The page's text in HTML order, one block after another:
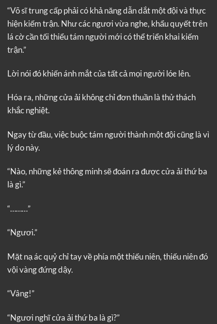
“Võ sĩ trung cấp phải có khả năng dẫn dắt một đội và thực
hiện kiếm trận. Như các ngươi vừa nghe, khẩu quyết trên
lá cờ cần tối thiểu tám người mới có thể triển khai kiếm
trận.”
Lời nói đó khiến ánh mắt của tất cả mọi người lóe lên.
Hóa ra, những cửa ải không chỉ đơn thuần là thử thách
khắc nghiệt.
Ngay từ đầu, việc buộc tám người thành một đội cũng là vì
lý do này.
“Nào, những kẻ thông minh sẽ đoán ra được cửa ải thứ ba
là gì.”
“………”
“Ngươi.”
Mặt nạ ác quỷ chỉ tay về phía một thiếu niên, thiếu niên đó
vội vàng đứng dậy.
“Vâng!”
“Ngươi nghĩ cửa ải thứ ba là gì?”